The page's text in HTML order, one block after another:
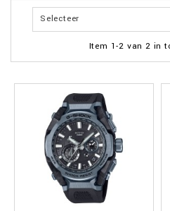
Selecteer
Item 1-2 van 2 in